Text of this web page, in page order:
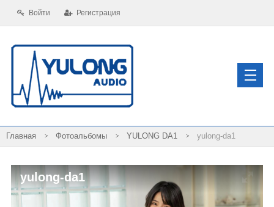
Войти Регистрация
Фотоальбомы YULONG DA1 yulong-da1
yulong-da1